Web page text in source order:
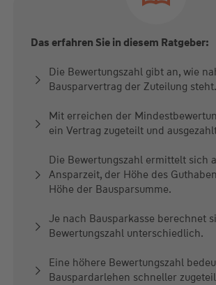
Das erfahren Sie in diesem Ratgeber:
Die Bewertungszahl gibt an, wie
Bausparvertrag der Zuteilung steht.
Mit erreichen der
ein Vertrag zugeteilt und
Die Bewertungszahl ermittelt sich
Ansparzeit, der Höhe des
Höhe der Bausparsumme.
Je nach Bausparkasse berechnet
Bewertungszahl unterschiedlich.
Eine höhere Bewertungszahl
Bauspardarlehen schneller